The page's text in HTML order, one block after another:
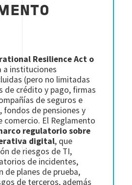
Resilience Act o
a instituciones
(pero no limitadas
de crédito y pago, firmas
de seguros e
fondos de pensiones y
comercio. El Reglamento
regulatorio sobre
digital, que
de riesgos de TI,
de incidentes,
de planes de prueba,
de terceros, además